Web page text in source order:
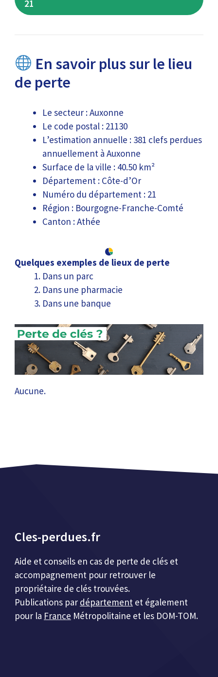
21
En savoir plus sur le lieu
de perte
Le secteur : Auxonne
Le code postal : 21130
L’estimation annuelle : 381 clefs perdues
annuellement à Auxonne
Surface de la ville : 40.50 km²
Département : Côte-d’Or
Numéro du département : 21
Région : Bourgogne-Franche-Comté
Canton : Athée
Quelques exemples de lieux de perte
Dans un parc
Dans une pharmacie
Dans une banque
Aucune.
Cles-perdues.fr
Aide et conseils en cas de perte de clés et
accompagnement pour retrouver le
propriétaire de clés trouvées.
Publications par département et également
pour la France Métropolitaine et les DOM-TOM.